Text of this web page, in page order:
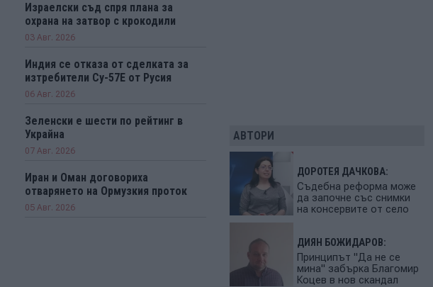
Израелски съд спря плана за
охрана на затвор с крокодили
03 Авг. 2026
Индия се отказа от сделката за
изтребители Су-57Е от Русия
06 Авг. 2026
Зеленски е шести по рейтинг в
Украйна
07 Авг. 2026
Иран и Оман договориха
отварянето на Ормузкия проток
05 Авг. 2026
АВТОРИ
ДОРОТЕЯ ДАЧКОВА:
Съдебна реформа може
да започне със снимки
на консервите от село
ДИЯН БОЖИДАРОВ:
Принципът "Да не се
мина" забърка Благомир
Коцев в нов скандал